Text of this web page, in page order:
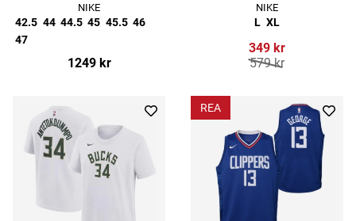
NIKE
42.5 44 44.5 45 45.5 46
47
1249 kr
NIKE
L XL
349 kr
579 kr
REA